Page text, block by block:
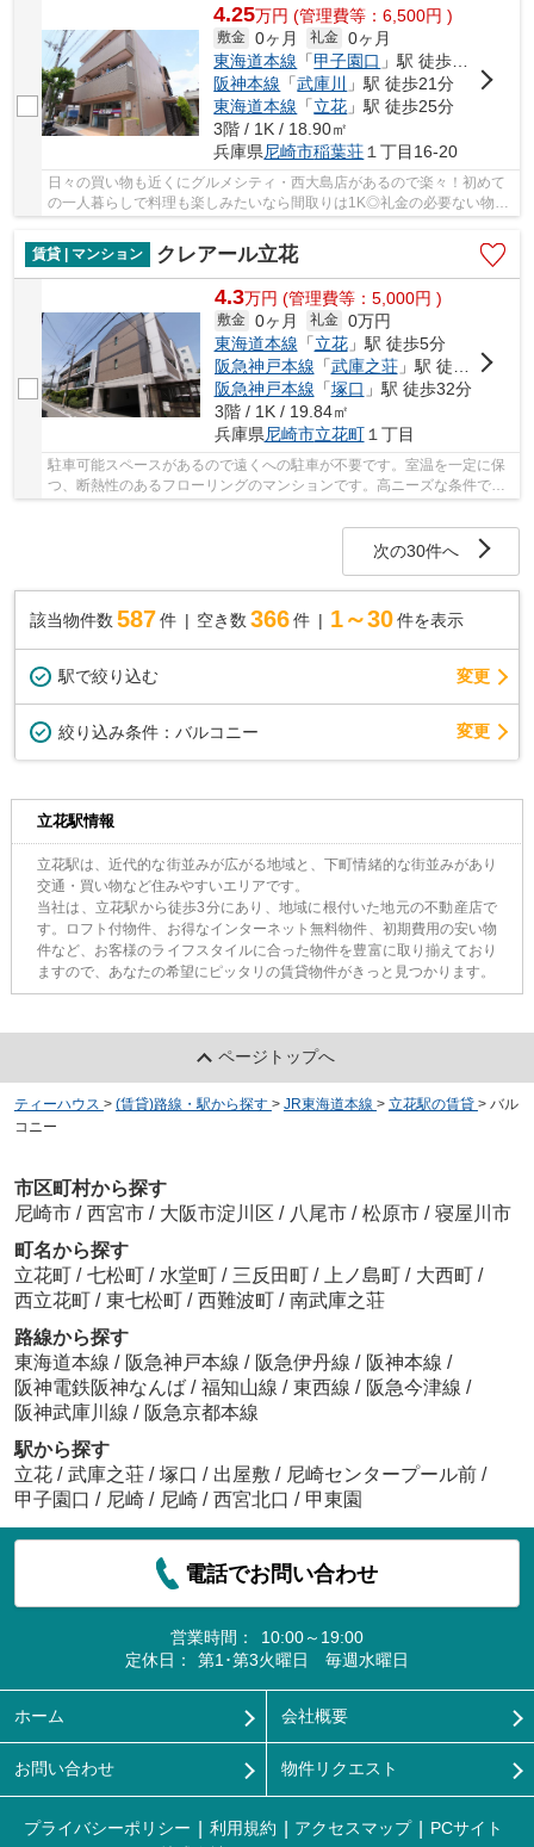
4.25万円 (管理費等：6,500円 )
敷金 0ヶ月 礼金 0ヶ月
東海道本線 「甲子園口 」駅 徒歩21分
阪神本線 「武庫川
」駅 徒歩21分
東海道本線 「立花 」駅 徒歩25分
3階 / 1K / 18.90㎡
兵庫県尼崎市稲葉荘 １丁目16-20
日々の買い物も近くにグルメシティ・西大島店があるので楽々！初めて
の一人暮らしで料理も楽しみたいなら間取りは1K◎礼金の必要ない物件
賃貸 | マンション
クレアール立花
4.3万円 (管理費等：5,000円 )
敷金 0ヶ月 礼金 0万円
東海道本線 「立花」駅 徒歩5分
阪急神戸本線 「武庫之荘」駅 徒歩25分
阪急神戸本線 「塚口 」駅 徒歩32分
3階 / 1K / 19.84㎡
兵庫県尼崎市立花町１丁目
駐車可能スペースがあるので遠くへの駐車が不要です。室温を一定に保
つ、断熱性のあるフローリングのマンションです。高ニーズな条件であ
るエアコン完備が嬉しいマンションとなってい...
次の30件へ
該当物件数 587件 空き数 366 件 1～30 件を表示
駅で絞り込む 変更
絞り込み条件： バルコニー 変更
立花駅情報
立花駅は、近代的な街並みが広がる地域と、下町情緒的な街並みがあり
交通・買い物など住みやすいエリアです。
当社は、立花駅から徒歩3分にあり、地域に根付いた地元の不動産店で
す。ロフト付物件、お得なインターネット無料物件、初期費用の安い物
件など、お客様のライフスタイルに合った物件を豊富に取り揃えており
ますので、あなたの希望にピッタリの賃貸物件がきっと見つかります。
ページトップへ
ティーハウス > (賃貸)路線・駅から探す > JR東海道本線 > 立花駅の賃貸 > バル
コニー
市区町村から探す
尼崎市 / 西宮市 / 大阪市淀川区 / 八尾市 / 松原市 / 寝屋川市
町名から探す
立花町 / 七松町 / 水堂町 / 三反田町 / 上ノ島町 / 大西町 /
西立花町 / 東七松町 / 西難波町 / 南武庫之荘
路線から探す
東海道本線 / 阪急神戸本線 / 阪急伊丹線 / 阪神本線 /
阪神電鉄阪神なんば / 福知山線 / 東西線 / 阪急今津線 /
阪神武庫川線 / 阪急京都本線
駅から探す
立花 / 武庫之荘 / 塚口 / 出屋敷 / 尼崎センタープール前 /
甲子園口 / 尼崎 / 尼崎 / 西宮北口 / 甲東園
電話でお問い合わせ
営業時間：
10:00～19:00
定休日：
第1･第3火曜日 毎週水曜日
ホーム 会社概要
お問い合わせ 物件リクエスト
プライバシーポリシー 利用規約 アクセスマップ
PCサイト